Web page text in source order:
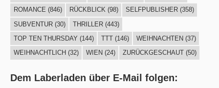
ROMANCE (846) RÜCKBLICK(98) SELFPUBLISHER(358)
SUBVENTUR(30) THRILLER(443)
TOP TEN THURSDAY (144) TTT(146) WEIHNACHTEN (37)
WEIHNACHTLICH (32) WIEN (24) ZURÜCKGESCHAUT(50)
Dem Laberladen über E-Mail folgen: